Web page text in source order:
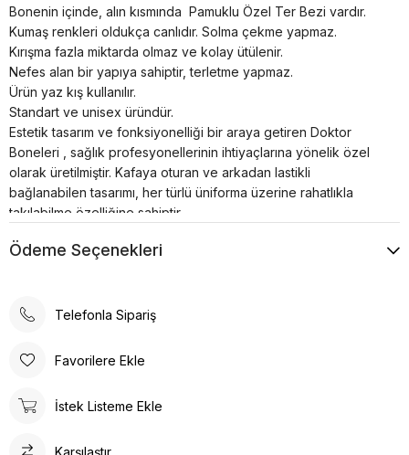
Bonenin içinde, alın kısmında Pamuklu Özel Ter Bezi vardır.
Kumaş renkleri oldukça canlıdır. Solma çekme yapmaz.
Kırışma fazla miktarda olmaz ve kolay ütülenir.
Nefes alan bir yapıya sahiptir, terletme yapmaz.
Ürün yaz kış kullanılır.
Standart ve unisex üründür.
Estetik tasarım ve fonksiyonelliği bir araya getiren Doktor
Boneleri , sağlık profesyonellerinin ihtiyaçlarına yönelik özel
olarak üretilmiştir. Kafaya oturan ve arkadan lastikli
bağlanabilen tasarımı, her türlü üniforma üzerine rahatlıkla
takılabilme özelliğine sahiptir.
konforlu bir deneyim sunar. Kumaş renkleri canlı ve
yapısı, terletme yapmaz ve yaz-kış kullanım için idealdir.
bulacaksınız. Sağlığınız için en iyisi!
üründür.
Ödeme Seçenekleri
Telefonla Sipariş
Favorilere Ekle
İstek Listeme Ekle
Karşılaştır